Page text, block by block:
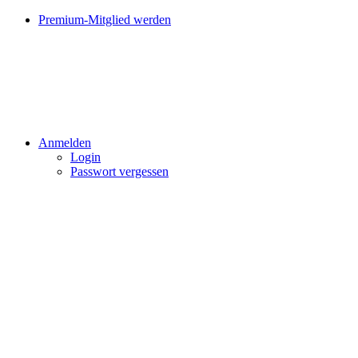
Premium-Mitglied werden
Anmelden
Login
Passwort vergessen